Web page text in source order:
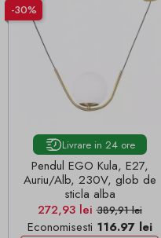
-30%
Livrare in 24 ore
Pendul EGO Kula, E27,
Auriu/Alb, 230V, glob de
sticla alba
Pret
272,93 leiPret de baza
389,91 lei
Economisesti 116.97 lei